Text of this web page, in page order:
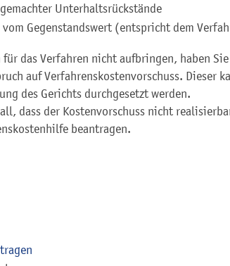
Unterhaltsrückstände
Gegenstandswert (entspricht dem
das Verfahren nicht aufbringen, haben
auf Verfahrenskostenvorschuss. Dieser
des Gerichts durchgesetzt werden.
dass der Kostenvorschuss nicht
beantragen.